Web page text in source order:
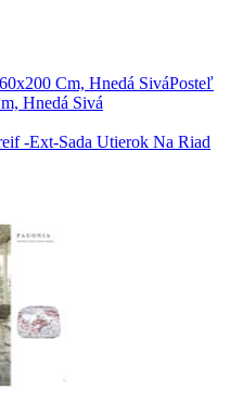
Posteľ
Hnedá Sivá
Sada Utierok Na Riad